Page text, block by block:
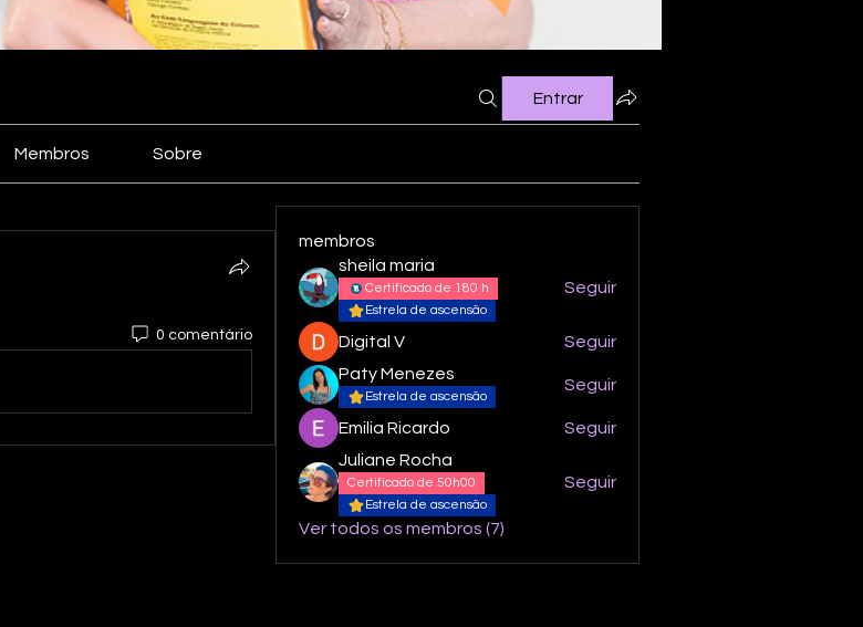
Entrar
Membros Sobre
0 comentário
membros
sheila maria
Certificado de 180 h
Estrela de ascensão
Seguir
Digital V
Seguir
Paty Menezes
Estrela de ascensão
Seguir
Emilia Ricardo
Seguir
Juliane Rocha
Certificado de 50h00
Estrela de ascensão
Seguir
Ver todos os membros (7)